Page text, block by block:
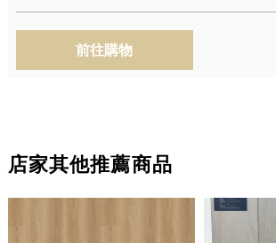
店家其他推薦商品